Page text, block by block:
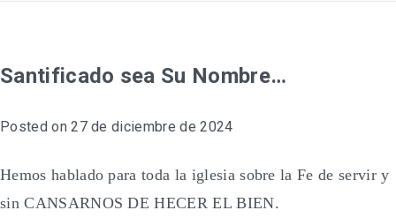
Santificado sea Su Nombre…
Posted on27 de diciembre de 2024
Hemos hablado para toda la iglesia sobre la Fe de servir y
sin CANSARNOS DE HECER EL BIEN.